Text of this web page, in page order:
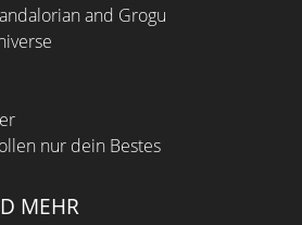
and Grogu
nur dein Bestes
MEHR